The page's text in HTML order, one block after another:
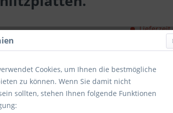
Lieferzeit
GTIN-/EAN-
Katalogseite:
Cookies, um Ihnen die bestmögliche
zu können. Wenn Sie damit nicht
sollten, stehen Ihnen folgende Funktionen